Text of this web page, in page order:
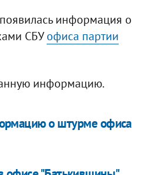
информация о
СБУофиса партии
информацию.
о штурме офиса